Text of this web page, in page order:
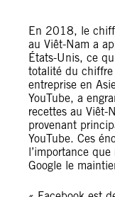
En 2018, le
au Viêt-Nam a
États-Unis, ce
totalité du chiffre
entreprise en
YouTube, a
recettes au Viêt-
provenant
YouTube. Ces
l’importance
Google le